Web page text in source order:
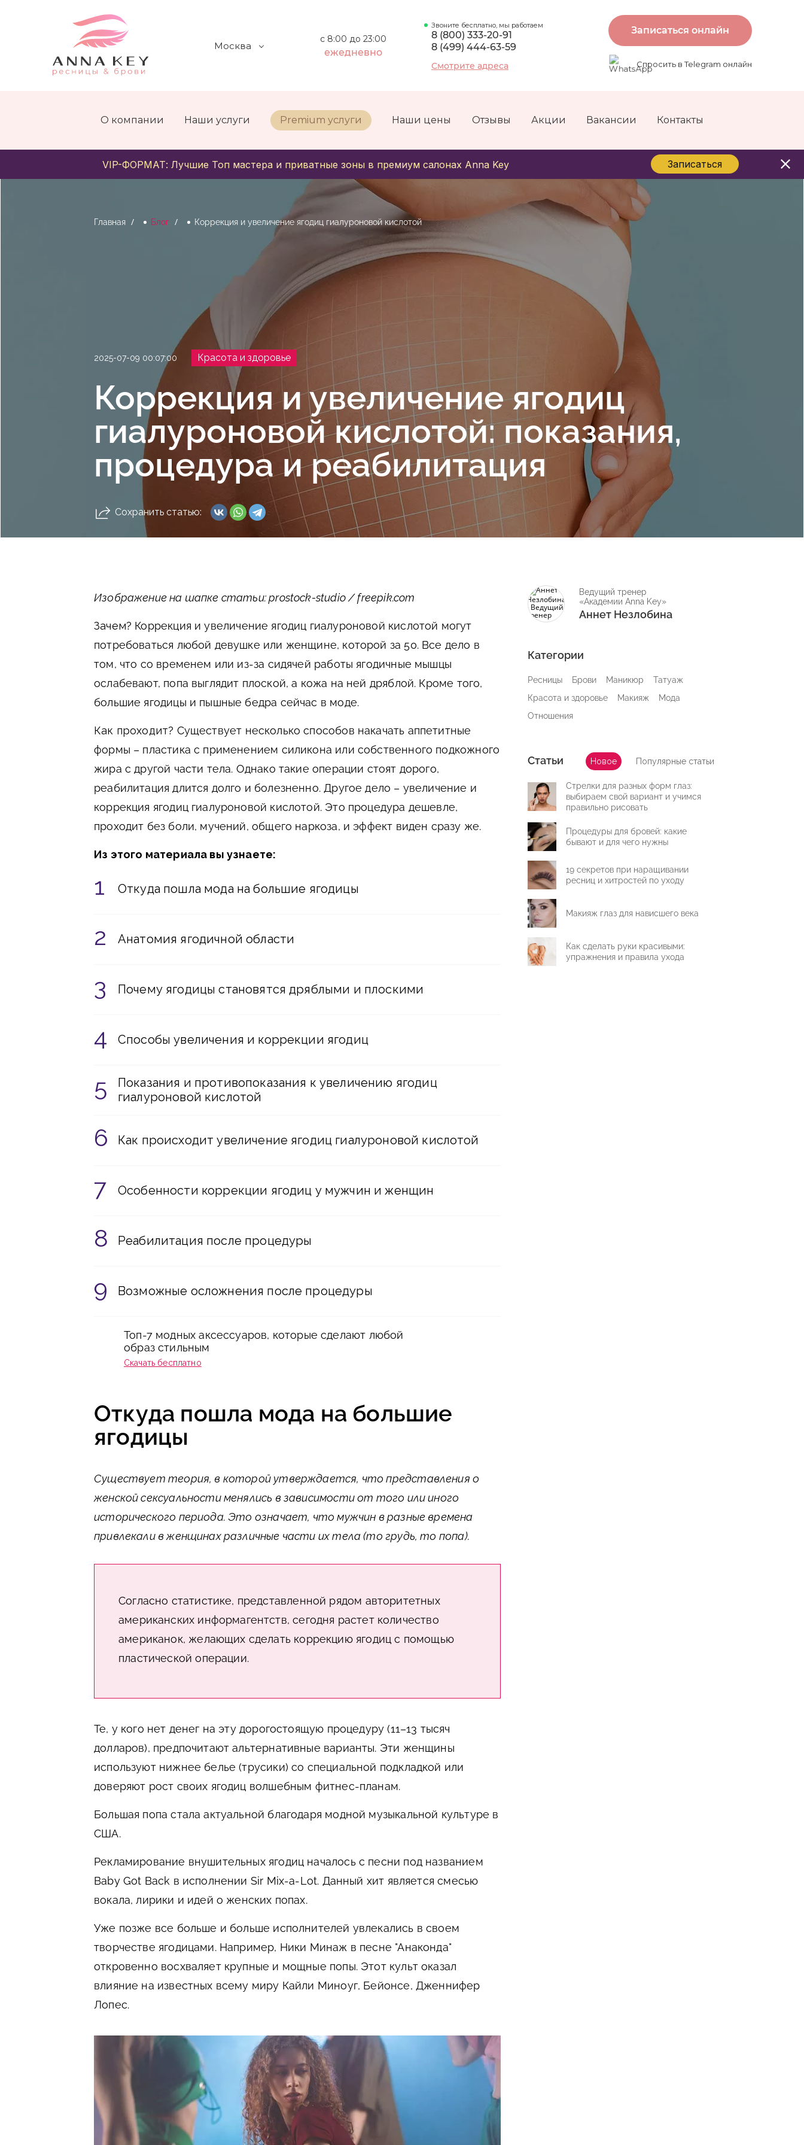
Москва
с 8:00 до 23:00
ежедневно
Звоните бесплатно, мы работаем
8 (800) 333-20-91
8 (499) 444-63-59
Смотрите адреса
Записаться онлайн
Спросить в Telegram онлайн
О компании Наши услуги Premium услуги Наши цены Отзывы Акции Вакансии Контакты
Главная Блог Коррекция и увеличение ягодиц гиалуроновой кислотой
2025-07-09 00:07:00 Красота и здоровье
Коррекция и увеличение ягодиц
гиалуроновой кислотой: показания,
процедура и реабилитация
Сохранить статью:
Изображение на шапке статьи: prostock-studio / freepik.com
Зачем? Коррекция и увеличение ягодиц гиалуроновой кислотой могут
потребоваться любой девушке или женщине, которой за 50. Все дело в
том, что со временем или из-за сидячей работы ягодичные мышцы
ослабевают, попа выглядит плоской, а кожа на ней дряблой. Кроме того,
большие ягодицы и пышные бедра сейчас в моде.
Как проходит? Существует несколько способов накачать аппетитные
формы – пластика с применением силикона или собственного подкожного
жира с другой части тела. Однако такие операции стоят дорого,
реабилитация длится долго и болезненно. Другое дело – увеличение и
коррекция ягодиц гиалуроновой кислотой. Это процедура дешевле,
проходит без боли, мучений, общего наркоза, и эффект виден сразу же.
Из этого материала вы узнаете:
Откуда пошла мода на большие ягодицы
Анатомия ягодичной области
Почему ягодицы становятся дряблыми и плоскими
Способы увеличения и коррекции ягодиц
Показания и противопоказания к увеличению ягодиц
гиалуроновой кислотой
Как происходит увеличение ягодиц гиалуроновой кислотой
Особенности коррекции ягодиц у мужчин и женщин
Реабилитация после процедуры
Возможные осложнения после процедуры
Топ-7 модных аксессуаров, которые сделают любой
образ стильным
Скачать бесплатно
Откуда пошла мода на большие
ягодицы
Существует теория, в которой утверждается, что представления о
женской сексуальности менялись в зависимости от того или иного
исторического периода. Это означает, что мужчин в разные времена
привлекали в женщинах различные части их тела (то грудь, то попа).
Согласно статистике, представленной рядом авторитетных
американских информагентств, сегодня растет количество
американок, желающих сделать коррекцию ягодиц с помощью
пластической операции.
Те, у кого нет денег на эту дорогостоящую процедуру (11–13 тысяч
долларов), предпочитают альтернативные варианты. Эти женщины
используют нижнее белье (трусики) со специальной подкладкой или
доверяют рост своих ягодиц волшебным фитнес-планам.
Большая попа стала актуальной благодаря модной музыкальной культуре в
США.
Рекламирование внушительных ягодиц началось с песни под названием
Baby Got Back в исполнении Sir Mix-a-Lot. Данный хит является смесью
вокала, лирики и идей о женских попах.
Уже позже все больше и больше исполнителей увлекались в своем
творчестве ягодицами. Например, Ники Минаж в песне "Анаконда"
откровенно восхваляет крупные и мощные попы. Этот культ оказал
влияние на известных всему миру Кайли Миноуг, Бейонсе, Дженнифер
Лопес.
Ведущий тренер
«Академии Anna Key»
Аннет Незлобина
Категории
Ресницы Брови Маникюр
Татуаж
Красота и здоровье
Макияж
Мода
Отношения
Статьи Новое Популярные статьи
Стрелки для разных форм глаз:
выбираем свой вариант и учимся
правильно рисовать
Процедуры для бровей: какие
бывают и для чего нужны
19 секретов при наращивании
ресниц и хитростей по уходу
Макияж глаз для нависшего века
Как сделать руки красивыми:
упражнения и правила ухода
VIP-ФОРМАТ: Лучшие Топ мастера и приватные зоны в премиум салонах Anna Key Записаться